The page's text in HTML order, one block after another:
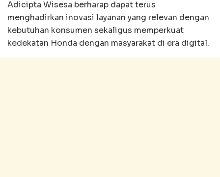
Adicipta Wisesa berharap dapat terus
menghadirkan inovasi layanan yang relevan dengan
kebutuhan konsumen sekaligus memperkuat
kedekatan Honda dengan masyarakat di era digital.